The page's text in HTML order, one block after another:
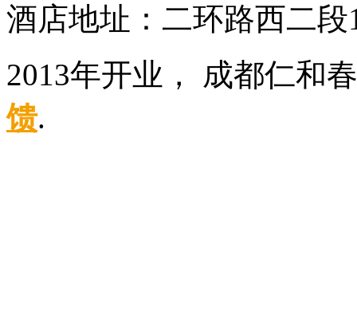
酒店地址：二环路西二
2013年开业， 成都仁
馈.